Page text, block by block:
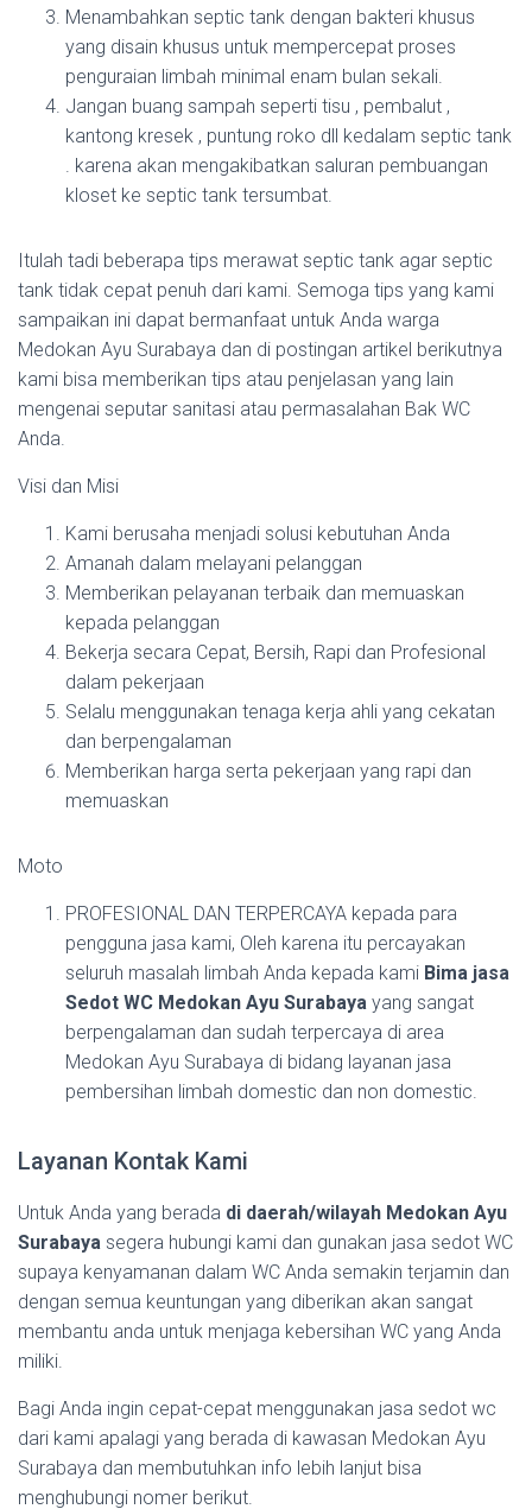
Menambahkan septic tank dengan bakteri khusus
yang disain khusus untuk mempercepat proses
penguraian limbah minimal enam bulan sekali.
Jangan buang sampah seperti tisu , pembalut ,
kantong kresek , puntung roko dll kedalam septic tank
. karena akan mengakibatkan saluran pembuangan
kloset ke septic tank tersumbat.
Itulah tadi beberapa tips merawat septic tank agar septic
tank tidak cepat penuh dari kami. Semoga tips yang kami
sampaikan ini dapat bermanfaat untuk Anda warga
Medokan Ayu Surabaya dan di postingan artikel berikutnya
kami bisa memberikan tips atau penjelasan yang lain
mengenai seputar sanitasi atau permasalahan Bak WC
Anda.
Visi dan Misi
Kami berusaha menjadi solusi kebutuhan Anda
Amanah dalam melayani pelanggan
Memberikan pelayanan terbaik dan memuaskan
kepada pelanggan
Bekerja secara Cepat, Bersih, Rapi dan Profesional
dalam pekerjaan
Selalu menggunakan tenaga kerja ahli yang cekatan
dan berpengalaman
Memberikan harga serta pekerjaan yang rapi dan
memuaskan
Moto
PROFESIONAL DAN TERPERCAYA kepada para
pengguna jasa kami, Oleh karena itu percayakan
seluruh masalah limbah Anda kepada kami Bima jasa
Sedot WC Medokan Ayu Surabaya yang sangat
berpengalaman dan sudah terpercaya di area
Medokan Ayu Surabaya di bidang layanan jasa
pembersihan limbah domestic dan non domestic.
Layanan Kontak Kami
Untuk Anda yang berada di daerah/wilayah Medokan Ayu
Surabaya segera hubungi kami dan gunakan jasa sedot WC
supaya kenyamanan dalam WC Anda semakin terjamin dan
dengan semua keuntungan yang diberikan akan sangat
membantu anda untuk menjaga kebersihan WC yang Anda
miliki.
Bagi Anda ingin cepat-cepat menggunakan jasa sedot wc
dari kami apalagi yang berada di kawasan Medokan Ayu
Surabaya dan membutuhkan info lebih lanjut bisa
menghubungi nomer berikut.